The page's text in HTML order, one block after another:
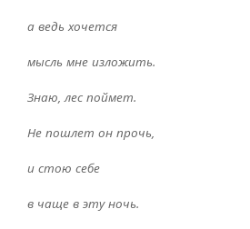
а ведь хочется
мысль мне изложить.
Знаю, лес поймет.
Не пошлет он прочь,
и стою себе
в чаще в эту ночь.